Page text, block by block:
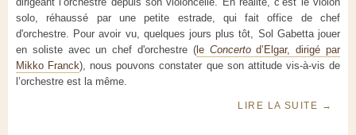
solo, réhaussé par une petite estrade, qui fait office de chef
d'orchestre. Pour avoir vu, quelques jours plus tôt, Sol Gabetta jouer
en soliste avec un chef d'orchestre (le Concertod’Elgar, dirigé par
Mikko Franck), nous pouvons constater que son attitude vis-à-vis de
l’orchestre est la même.
LIRE LA SUITE →